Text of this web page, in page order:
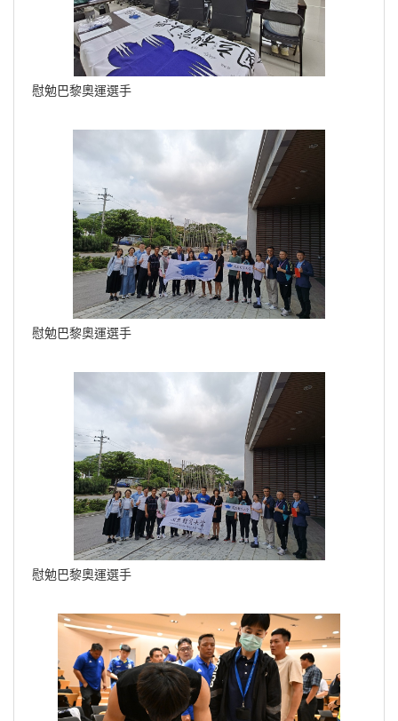
慰勉巴黎奧運選手
慰勉巴黎奧運選手
慰勉巴黎奧運選手